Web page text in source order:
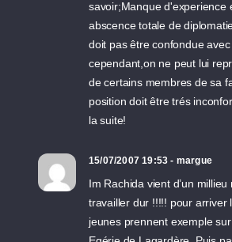
savoir;Manque d'experience
abscence totale de
doit pas être confondue
cependant,on ne peut lui
de certains membres de sa
position doit être trés
la suite!
15/07/2007 19:53 - margue
Im Rachida vient d’un millieu
travailler dur !!!!! pour arriver
jeunes prennent exemple